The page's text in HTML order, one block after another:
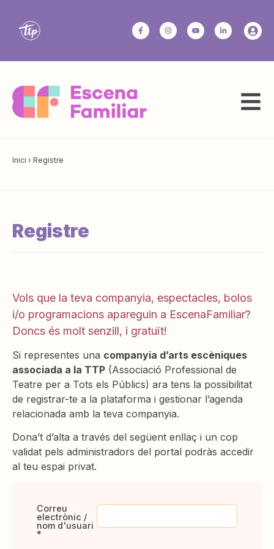
Inici › Registre
Registre
Vols que la teva companyia, espectacles, bolos
i/o programacions apareguin a EscenaFamiliar?
Doncs és molt senzill, i gratuït!
Si representes una companyia d’arts escèniques
associada a la TTP (Associació Professional de
Teatre per a Tots els Públics) ara tens la possibilitat
de registrar-te a la plataforma i gestionar l’agenda
relacionada amb la teva companyia.
Dona’t d’alta a través del següent enllaç i un cop
validat pels administradors del portal podràs accedir
al teu espai privat.
Correu
electrònic /
nom d'usuari
*